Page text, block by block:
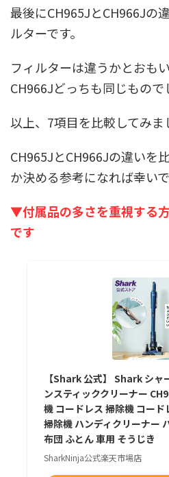
最後にCH965JとCH966Jの
ルターです。
フィルターは違うかとおも
CH966Jどっちも同じもので
以上、7項目を比較してみま
CH965JとCH966Jの違いを
か決める参考になれば幸いで
▼付属品の多さを重視する
です
【Shark 公式】 Shark シャ
ンスティッククリーナー
機 コードレス 掃除機 コー
掃除機 ハンディクリーナー
布団 ふとん 車用 そうじき
SharkNinja公式楽天市場店